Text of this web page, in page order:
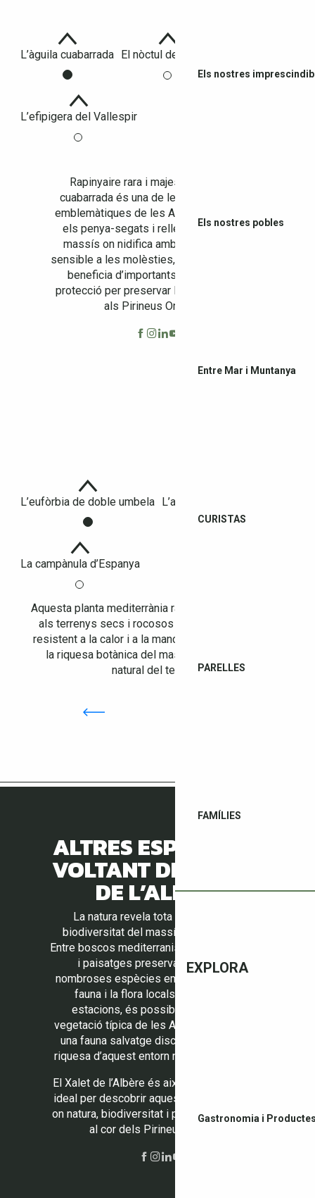
Els nostres
Els nostres pobles
Entre Mar i Muntanya
CURISTAS
PARELLES
FAMÍLIES
EXPLORA
Gastronomia i
L’àguila cuabarrada El nòctul de Leisler
L’efipigera del Vallespir
Rapinyaire rara i majestuosa, l’àguila
cuabarrada és una de les espècies més
emblemàtiques de les Alberes. Freqüenta
els penya-segats i relleus rocosos del
massís on nidifica amb discreció. Molt
sensible a les molèsties, aquesta àguila es
beneficia d’importants programes de
protecció per preservar la seva presència
als Pirineus Orientals.
L’eufòrbia de doble umbela L’armeria de les Alberes
La campànula d’Espanya
Aquesta planta mediterrània rara creix principalment
als terrenys secs i rocosos de les Alberes. Molt
resistent a la calor i a la manca d’aigua, participa en
la riquesa botànica del massís i en la identitat
natural del territori.
ALTRES ESPÈCIES AL
VOLTANT DEL XALET
DE L’ALBÈRE
La natura revela tota la riquesa de la
biodiversitat del massís de les Alberes.
Entre boscos mediterranis, camins ombrívols
i paisatges preservats, s’hi troben
nombroses espècies emblemàtiques de la
fauna i la flora locals. Al llarg de les
estacions, és possible observar una
vegetació típica de les Alberes, però també
una fauna salvatge discreta que fa tota la
riquesa d’aquest entorn natural excepcional.
El Xalet de l’Albère és així un punt de partida
ideal per descobrir aquest ecosistema únic,
on natura, biodiversitat i paisatges es troben
al cor dels Pirineus Orientals.